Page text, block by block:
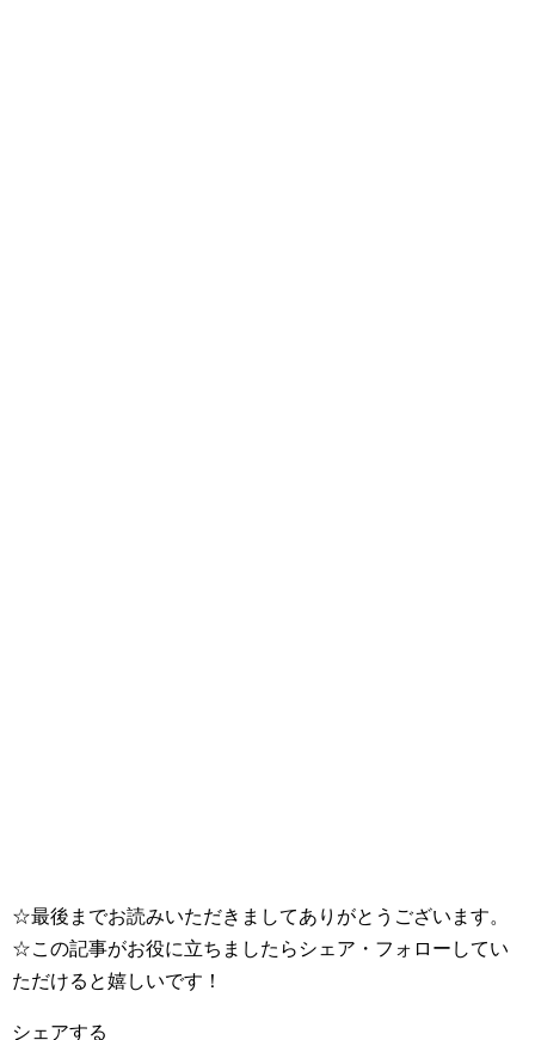
☆最後までお読みいただきましてありがとうございます。
☆この記事がお役に立ちましたらシェア・フォローしてい
ただけると嬉しいです！
シェアする